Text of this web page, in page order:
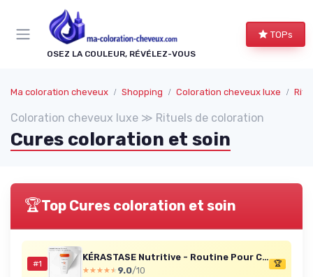
OSEZ LA COULEUR, RÉVÉLEZ-VOUS
TOPs
Ma coloration cheveux Shopping Coloration cheveux luxe
Coloration cheveux luxe ≫ Rituels de coloration
Cures coloration et soin
🏆Top Cures coloration et soin
#1
KÉRASTASE Nutritive - Routine Pour Cheveux Secs À Très Secs Fins à Moyens - Nourrit, Protège & Fait Briller - Niacinamide & Protéines Végétales - Shampoing + Masque + Spray Thermoprotecteur + Sérum
★★★★★
★★★★★ 9.0/10
🏆
Panneau de gestion des cookies